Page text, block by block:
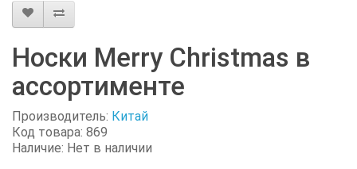
Носки Merry Christmas в
ассортименте
Производитель: Китай
Код товара: 869
Наличие: Нет в наличии